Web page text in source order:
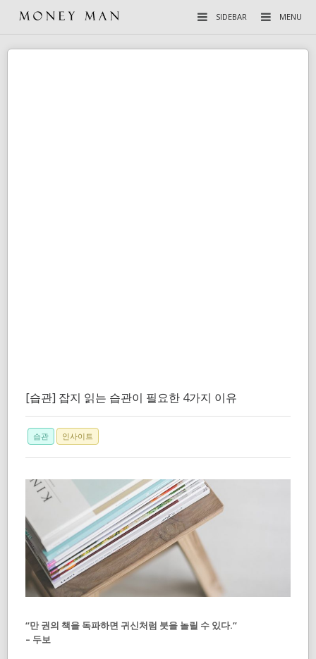
MENU
SIDEBAR
[습관] 잡지 읽는 습관이 필요한 4가지 이유
습관 인사이트
“만 권의 책을 독파하면 귀신처럼 붓을 놀릴 수 있다.”
– 두보